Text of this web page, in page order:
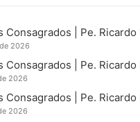
Consagrados | Pe. Ricardo
2026
Consagrados | Pe.
2026
Consagrados | Pe.
2026